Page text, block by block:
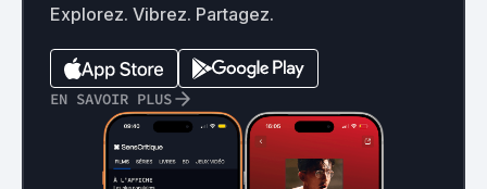
Explorez. Vibrez. Partagez.
EN SAVOIR PLUS